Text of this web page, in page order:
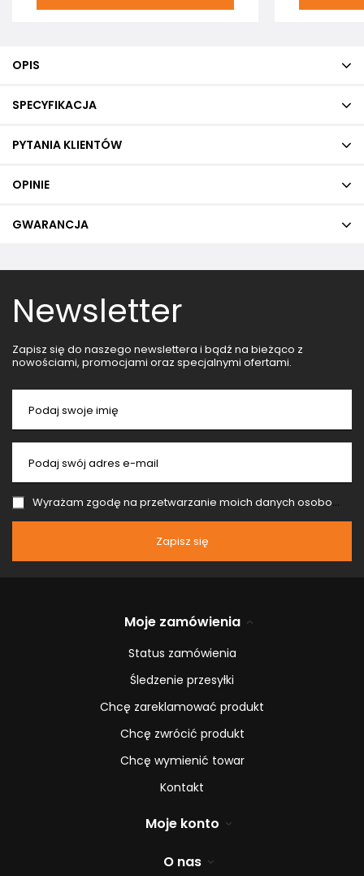
OPIS
SPECYFIKACJA
PYTANIA KLIENTÓW
OPINIE
GWARANCJA
Newsletter
Zapisz się do naszego newslettera i bądź na bieżąco z
nowościami, promocjami oraz specjalnymi ofertami.
Podaj swoje imię
Podaj swój adres e-mail
Wyrażam zgodę na przetwarzanie moich danych osobowych (adres e-mail) na potrzeby wysyłki newslettera z informacją handlową (marketing). Więcej w
Zapisz się
Moje zamówienia
Status zamówienia
Śledzenie przesyłki
Chcę zareklamować produkt
Chcę zwrócić produkt
Chcę wymienić towar
Kontakt
Moje konto
O nas